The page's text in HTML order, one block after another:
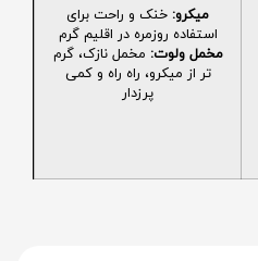
میکرو: خنک و راحت برای
استفاده روزمره در اقلیم گرم
مخمل ولوت: مخمل نازک، گرم
تر از میکرو، راه راه و کمی
پرزدار